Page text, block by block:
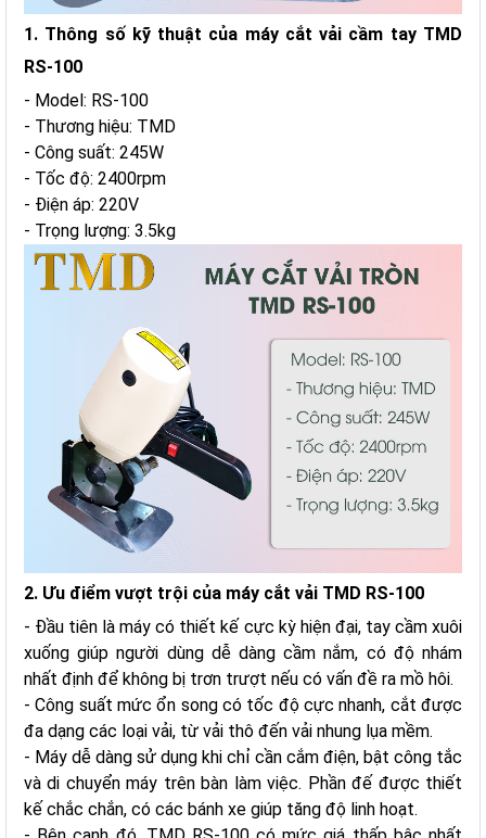
1. Thông số kỹ thuật của máy cắt vải cầm tay TMD
RS-100
- Model: RS-100
- Thương hiệu: TMD
- Công suất: 245W
- Tốc độ: 2400rpm
- Điện áp: 220V
- Trọng lượng: 3.5kg
2. Ưu điểm vượt trội của máy cắt vải TMD RS-100
- Đầu tiên là máy có thiết kế cực kỳ hiện đại, tay cầm xuôi
xuống giúp người dùng dễ dàng cầm nắm, có độ nhám
nhất định để không bị trơn trượt nếu có vấn đề ra mồ hôi.
- Công suất mức ổn song có tốc độ cực nhanh, cắt được
đa dạng các loại vải, từ vải thô đến vải nhung lụa mềm.
- Máy dễ dàng sử dụng khi chỉ cần cắm điện, bật công tắc
và di chuyển máy trên bàn làm việc. Phần đế được thiết
kế chắc chắn, có các bánh xe giúp tăng độ linh hoạt.